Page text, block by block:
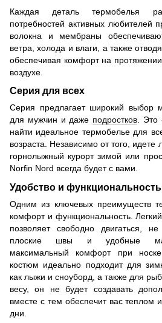
Каждая деталь термобелья
потребностей активных любителей
волокна и мембраны
ветра, холода и влаги, а также
обеспечивая комфорт на
воздухе.
Серия для всех
Серия предлагает широкий выбор
для мужчин и даже подростков. Это
найти идеальное термобелье для
возраста. Независимо от того,
горнолыжный курорт зимой или
Norfin Nord всегда будет с вами.
Удобство и функциональность
Одним из ключевых преимуществ
комфорт и функциональность.
позволяет свободно двигаться,
плоские швы и удобные
максимальный комфорт при
костюм идеально подходит для
как лыжи и сноуборд, а также для
весу, он не будет создавать
вместе с тем обеспечит вас
дни.